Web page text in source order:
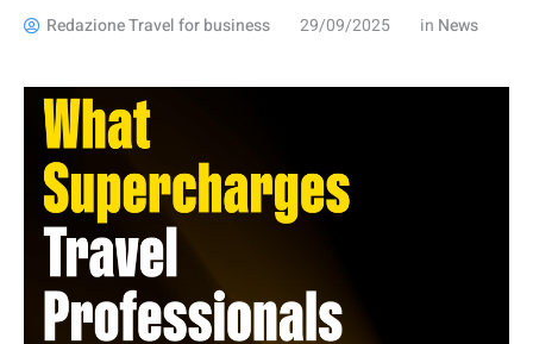
Redazione Travel for business 29/09/2025 in News